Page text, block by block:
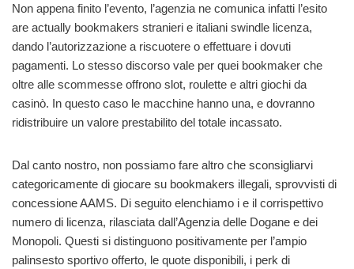
Non appena finito l’evento, l’agenzia ne comunica infatti l’esito
are actually bookmakers stranieri e italiani swindle licenza,
dando l’autorizzazione a riscuotere o effettuare i dovuti
pagamenti. Lo stesso discorso vale per quei bookmaker che
oltre alle scommesse offrono slot, roulette e altri giochi da
casinò. In questo caso le macchine hanno una, e dovranno
ridistribuire un valore prestabilito del totale incassato.
Dal canto nostro, non possiamo fare altro che sconsigliarvi
categoricamente di giocare su bookmakers illegali, sprovvisti di
concessione AAMS. Di seguito elenchiamo i e il corrispettivo
numero di licenza, rilasciata dall’Agenzia delle Dogane e dei
Monopoli. Questi si distinguono positivamente per l’ampio
palinsesto sportivo offerto, le quote disponibili, i perk di